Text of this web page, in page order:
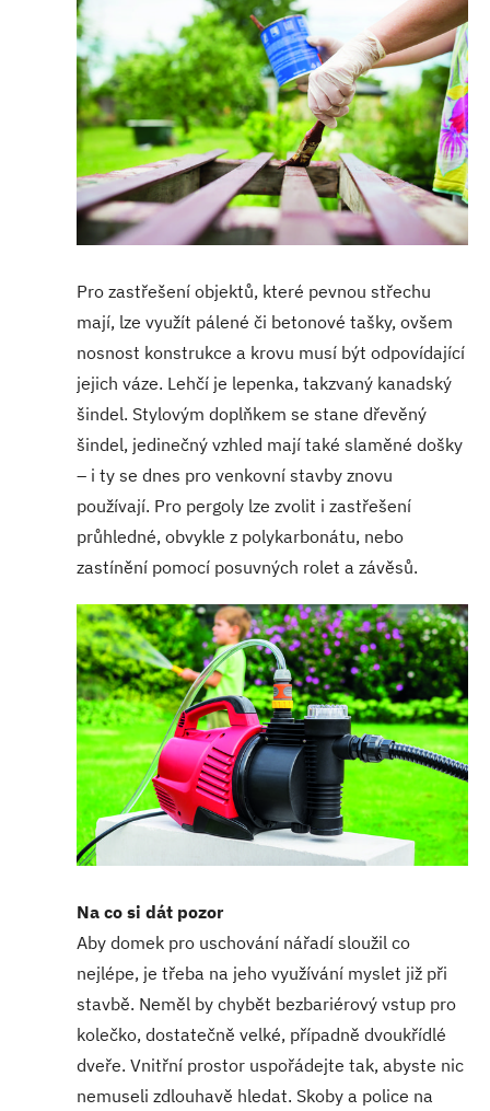
Pro zastřešení objektů, které pevnou střechu
mají, lze využít pálené či betonové tašky, ovšem
nosnost konstrukce a krovu musí být odpovídající
jejich váze. Lehčí je lepenka, takzvaný kanadský
šindel. Stylovým doplňkem se stane dřevěný
šindel, jedinečný vzhled mají také slaměné došky
– i ty se dnes pro venkovní stavby znovu
používají. Pro pergoly lze zvolit i zastřešení
průhledné, obvykle z polykarbonátu, nebo
zastínění pomocí posuvných rolet a závěsů.
Na co si dát pozor
Aby domek pro uschování nářadí sloužil co
nejlépe, je třeba na jeho využívání myslet již při
stavbě. Neměl by chybět bezbariérový vstup pro
kolečko, dostatečně velké, případně dvoukřídlé
dveře. Vnitřní prostor uspořádejte tak, abyste nic
nemuseli zdlouhavě hledat. Skoby a police na